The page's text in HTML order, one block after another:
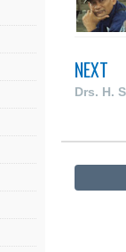
NEXT
Drs. H.